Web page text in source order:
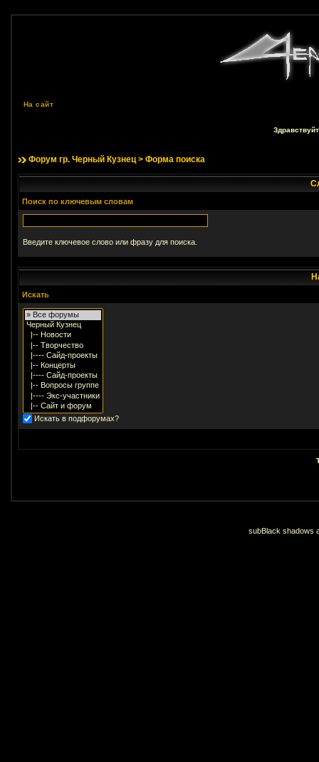
На сайт
Форум гр. Черный Кузнец> Форма поиска
Поиск по ключевым словам
Введите ключевое слово или фразу для поиска.
Искать
Искать в подфорумах?
subBlack shadows